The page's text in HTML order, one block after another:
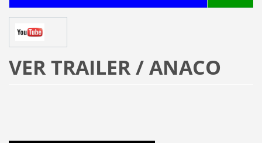
VER TRAILER / ANACO